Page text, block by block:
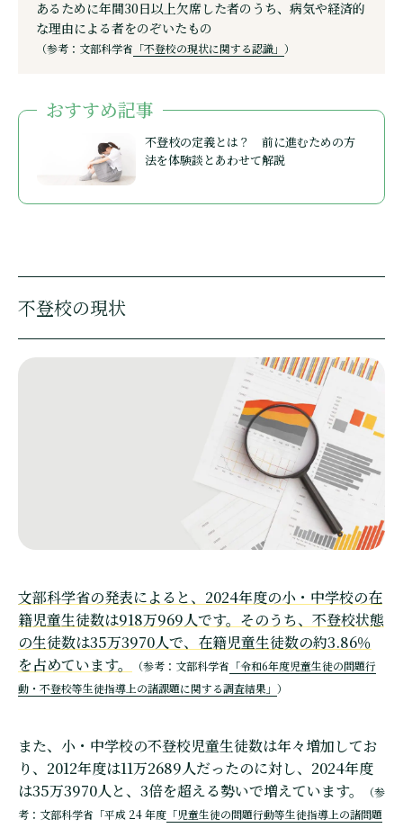
あるために年間30日以上欠席した者のうち、病気や経済的
な理由による者をのぞいたもの
（参考：文部科学省 「不登校の現状に関する認識」 ）
おすすめ記事
不登校の定義とは？ 前に進むための方
法を体験談とあわせて解説
不登校の現状
文部科学省の発表によると、2024年度の小・中学校の在
籍児童生徒数は918万969人です。そのうち、不登校状態
の生徒数は35万3970人で、在籍児童生徒数の約3.86％
を占めています。
（参考：文部科学省 「令和6年度児童生徒の問題行
動・不登校等生徒指導上の諸課題に関する調査結果」 ）
また、小・中学校の不登校児童生徒数は年々増加してお
り、2012年度は11万2689人だったのに対し、2024年度
は35万3970人と、3倍を超える勢いで増えています。
（参
考：文部科学省「平成 24 年度 「児童生徒の問題行動等生徒指導上の諸問題